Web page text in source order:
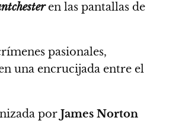
en las pantallas de
pasionales,
una encrucijada entre el
por James Norton